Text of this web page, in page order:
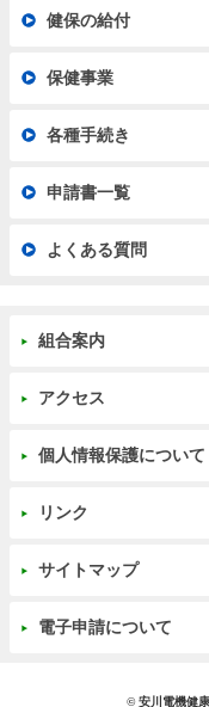
健保の給付
保健事業
各種手続き
申請書一覧
よくある質問
組合案内
アクセス
個人情報保護について
リンク
サイトマップ
電子申請について
© 安川電機健